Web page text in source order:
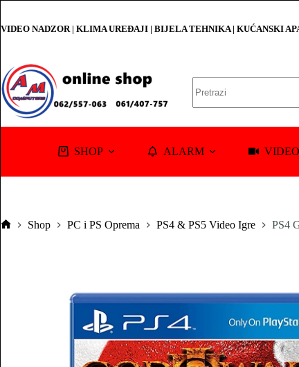
content
VIDEO NADZOR | KLIMA UREĐAJI | BIJELA TEHNIKA | KUĆANSKI
results
SHOP ALARM
Shop PC i PS Oprema PS4 & PS5 Video Igre PS4